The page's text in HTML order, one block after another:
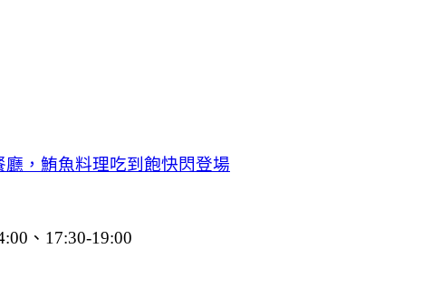
，鮪魚料理吃到飽快閃登場
、17:30-19:00